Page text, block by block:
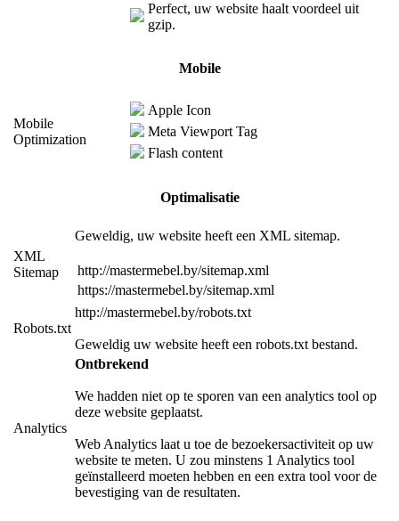
Perfect, uw website haalt voordeel uit
gzip.
Mobile
Mobile
Optimization
Apple Icon
Meta Viewport Tag
Flash content
Optimalisatie
XML
Sitemap
Geweldig, uw website heeft een XML sitemap.
http://mastermebel.by/sitemap.xml
https://mastermebel.by/sitemap.xml
Robots.txt
http://mastermebel.by/robots.txt
Geweldig uw website heeft een robots.txt bestand.
Analytics
Ontbrekend
We hadden niet op te sporen van een analytics tool op
deze website geplaatst.
Web Analytics laat u toe de bezoekersactiviteit op uw
website te meten. U zou minstens 1 Analytics tool
geïnstalleerd moeten hebben en een extra tool voor de
bevestiging van de resultaten.